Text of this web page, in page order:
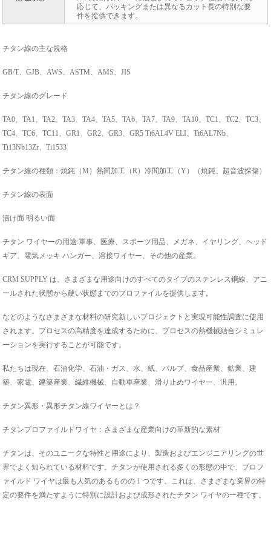
応じて、パッキングまたは異なるカット長の特別な要
件を提供できます。
チタン線の主な規格
GB/T、GJB、AWS、ASTM、AMS、JIS
チタン線のグレード
TA0、TA1、TA2、TA3、TA4、TA5、TA6、TA7、TA9、TA10、TC1、TC2、TC3、
TC4、TC6、TC11、GR1、GR2、GR3、GR5 Ti6AL4V ELI、Ti6AL7Nb、
Ti13Nb13Zr、Ti1533
チタン線の種類：焼鈍（M）熱間加工（R）冷間加工（Y）（焼鈍、超音波探傷）
チタン線の表面
漬け面 明るい面
チタン ワイヤーの用途:軍事、医療、スポーツ用品、メガネ、イヤリング、ヘッド
ギア、電気メッキ ハンガー、溶接ワイヤー、その他の産業。
CRM SUPPLY は、さまざまな用途向けのすべてのタイプのステンレス鋼線、アニ
ールされた状態から硬い状態までのプロファイルを提供します。
などのようなさまざまな材料の研究新しいプロジェクトと実現可能性調査に使用
されます。プロセスの高精度を達成するために、プロセスの熱機械結合シミュレ
ーションを実行することが可能です。
私たちは現在、石油化学、石油・ガス、水、紙、パルプ、食品産業、鉱業、建
築、家電、建築産業、繊維機械、自動車産業、滑り止めワイヤー、汎用。
チタン異形・異形チタン線ワイヤーとは？
チタンプロファイルドワイヤ：さまざまな産業向けの革新的な素材
チタンは、そのユニークな特性と用途により、製造およびエンジニアリングの世
界でよく知られている材料です。チタンが使用される多くの形態の中で、プロフ
ァイルド ワイヤは最も人気のあるものの 1 つです。これは、さまざまな業界の特
定の要件を満たすように特別に設計および成形されたチタン ワイヤの一種です。